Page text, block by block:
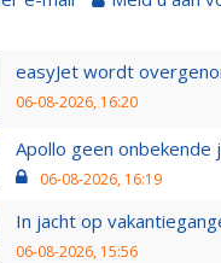
easyJet wordt
06-08-2026, 16:20
Apollo geen onbekende
06-08-2026, 16:19
In jacht op
06-08-2026, 15:56